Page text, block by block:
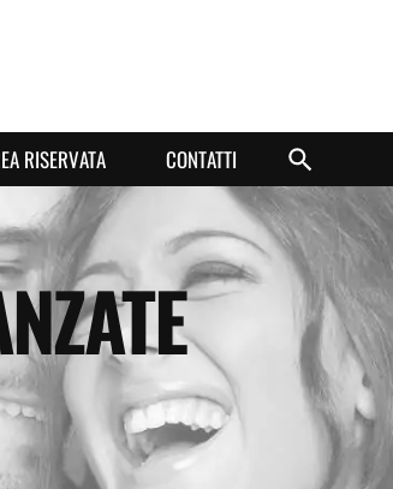
RISERVATA CONTATTI